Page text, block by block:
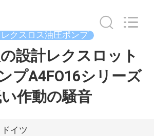
レクスロス油圧ポンプ
設計レクスロット
プA4FO16シリーズ
作動の騒音
ドイツ